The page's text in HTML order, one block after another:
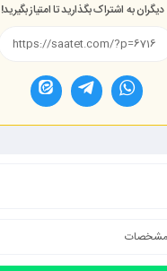
دیگران به اشتراک بگذارید تا امتیاز بگیرید!
مشخصات